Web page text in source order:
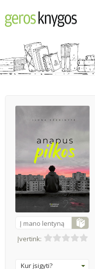
Į mano lentyną
Įvertink:
Kur įsigyti?